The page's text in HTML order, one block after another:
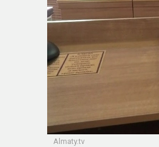
Almaty.tv